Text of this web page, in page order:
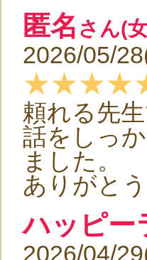
匿名 さん(
2026/05/
頼れる先生
話をしっ
ました。
ありがと
ハッピー
2026/04/